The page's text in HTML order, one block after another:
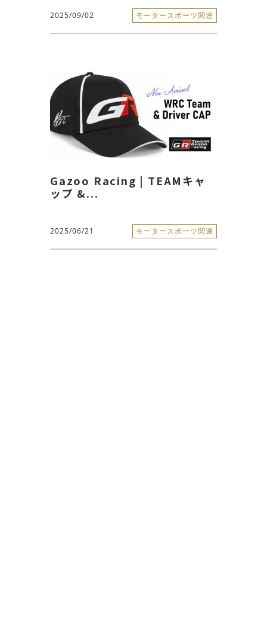
2025/09/02 モータースポーツ関連
Gazoo Racing | TEAMキャ
ップ &...
2025/06/21 モータースポーツ関連